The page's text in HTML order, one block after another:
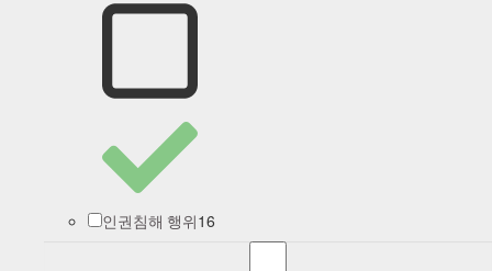
인권침해 행위16